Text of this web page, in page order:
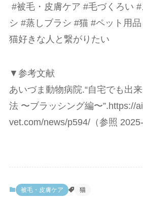
#被毛・皮膚ケア #毛づくろい
シ #蒸しブラシ #猫 #ペット用
猫好きな人と繋がりたい
▼参考文献
あいづま動物病院.“自宅でも出
法 〜ブラッシング編〜”.https://
vet.com/news/p594/（参照 2025-
被毛・皮膚ケア 猫